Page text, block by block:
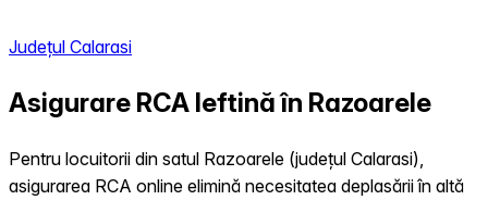
Județul Calarasi
Asigurare RCA Ieftină în Razoarele
Pentru locuitorii din satul Razoarele (județul Calarasi),
asigurarea RCA online elimină necesitatea deplasării în altă